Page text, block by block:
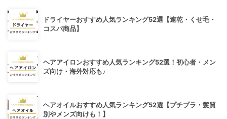
ドライヤーおすすめ人気ランキング52選【速乾・くせ毛・
コスパ商品】
ヘアアイロンおすすめ人気ランキング52選！初心者・メン
ズ向け・海外対応も♪
ヘアオイルおすすめ人気ランキング52選【プチプラ・髪質
別やメンズ向けも！】